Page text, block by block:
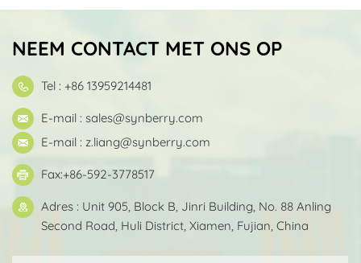
NEEM CONTACT MET ONS OP
Tel : +86 13959214481
E-mail : sales@synberry.com
E-mail : z.liang@synberry.com
Fax:+86-592-3778517
Adres : Unit 905, Block B, Jinri Building, No. 88 Anling
Second Road, Huli District, Xiamen, Fujian, China